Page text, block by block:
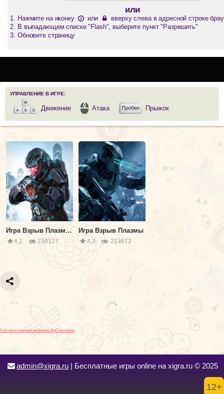
или
Нажмите на иконку или
вверху слева в адресной строке
В выпадающем списке "Flash", выберите пункт "Разрешить"
Обновите страницу
УПРАВЛЕНИЕ В ИГРЕ:
Движение Атака Прыжок
Игра Взрыв Плазмы 2
4,2 238127
Игра Взрыв Плазмы
4,3 213672
admin@xigra.ru| Бесплатные игры online на xigra.ru © 2025
12+